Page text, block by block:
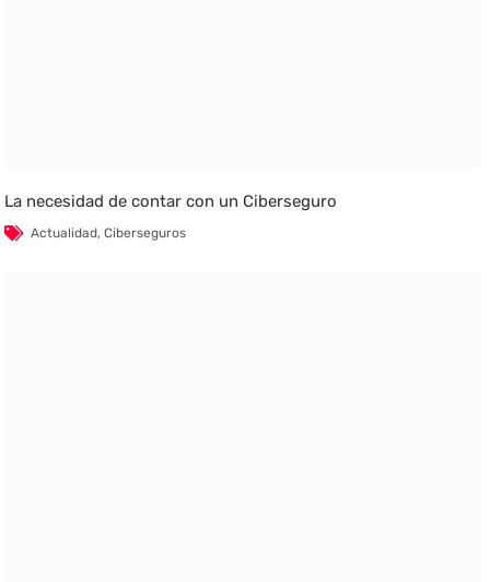
La necesidad de contar con un Ciberseguro
Actualidad,Ciberseguros